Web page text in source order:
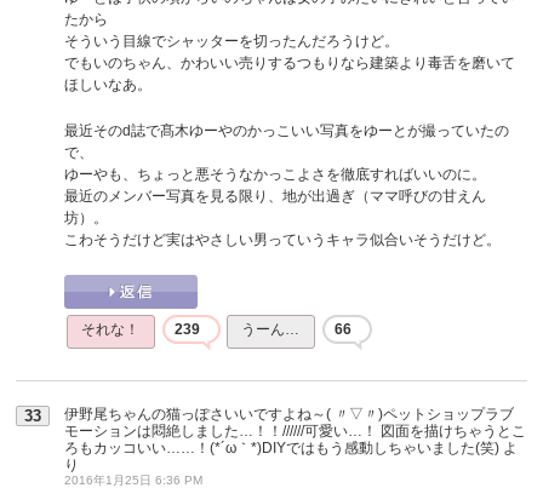
たから
そういう目線でシャッターを切ったんだろうけど。
でもいのちゃん、かわいい売りするつもりなら建築より毒舌を磨いて
ほしいなあ。
最近そのd誌で髙木ゆーやのかっこいい写真をゆーとが撮っていたの
で、
ゆーやも、ちょっと悪そうなかっこよさを徹底すればいいのに。
最近のメンバー写真を見る限り、地が出過ぎ（ママ呼びの甘えん
坊）。
こわそうだけど実はやさしい男っていうキャラ似合いそうだけど。
それな！ 239 うーん… 66
33
伊野尾ちゃんの猫っぽさいいですよね～( 〃▽〃)ペットショップラブ
モーションは悶絶しました…！！//////可愛い…！ 図面を描けちゃうとこ
ろもカッコいい……！(*´ω｀*)DIYではもう感動しちゃいました(笑) よ
り
2016年1月25日 6:36 PM